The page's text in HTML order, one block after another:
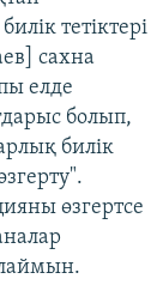
тетіктері
сахна
елде
болып,
билік
өзгертсе